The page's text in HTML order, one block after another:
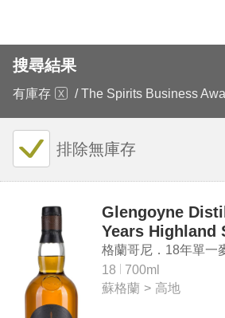
搜尋結果
有庫存 / The Spirits Business
排除無庫存
Glengoyne
Years Highland
Scotch Whisky
格蘭哥尼．18年單一
18
700ml
蘇格蘭 > 高地